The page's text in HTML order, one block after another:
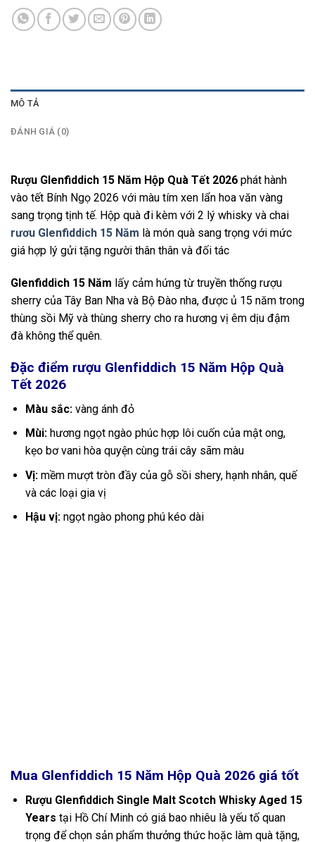
MÔ TẢ
ĐÁNH GIÁ (0)
Rượu Glenfiddich 15 Năm Hộp Quà Tết 2026 phát hành
vào tết Bính Ngọ 2026 với màu tím xen lẩn hoa văn vàng
sang trọng tịnh tế. Hộp quà đi kèm với 2 lý whisky và chai
rươu Glenfiddich 15 Năm là món quà sang trọng với mức
giá hợp lý gửi tặng người thân thân và đối tác
Glenfiddich 15 Năm lấy cảm hứng từ truyền thống rượu
sherry của Tây Ban Nha và Bộ Đào nha, được ủ 15 năm trong
thùng sồi Mỹ và thùng sherry cho ra hương vị êm dịu đậm
đà không thể quên.
Đặc điểm rượu Glenfiddich 15 Năm Hộp Quà
Tết 2026
Màu sắc:vàng ánh đỏ
Mùi:hương ngọt ngào phúc hợp lôi cuốn của mật ong,
kẹo bơ vani hòa quyện cùng trái cây sãm màu
Vị:mềm mượt tròn đầy của gỗ sồi shery, hạnh nhân, quế
và các loại gia vị
Hậu vị:ngọt ngào phong phú kéo dài
Mua Glenfiddich 15 Năm Hộp Quà 2026 giá tốt
Rượu Glenfiddich Single Malt Scotch Whisky Aged 15
Years tại Hồ Chí Minh có giá bao nhiêu là yếu tố quan
trọng để chọn sản phẩm thưởng thức hoặc làm quà tặng,